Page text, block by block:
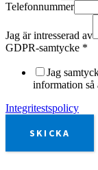
Telefonnummer
Jag är intresserad av
GDPR-samtycke *
Jag
information så
Integritestspolicy
SKICKA